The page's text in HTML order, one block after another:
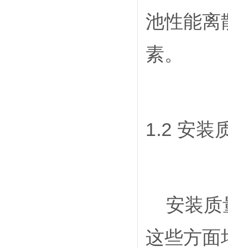
池性能离
素。
1.2 安装
安装质
这些方面